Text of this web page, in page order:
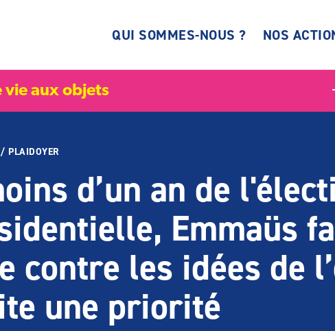
QUI SOMMES-NOUS ? NOS
vie aux objets
/ PLAIDOYER
d’un an de
Emmaüs
contre les idées de
une priorité